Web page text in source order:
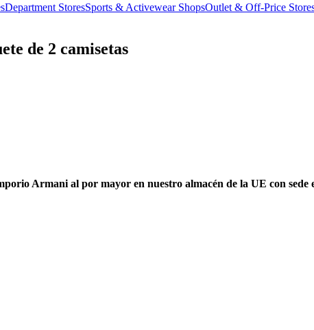
Department StoresSports & Activewear ShopsOutlet & Off-Price
de 2 camisetas
Armani al por mayor en nuestro almacén de la UE con sede